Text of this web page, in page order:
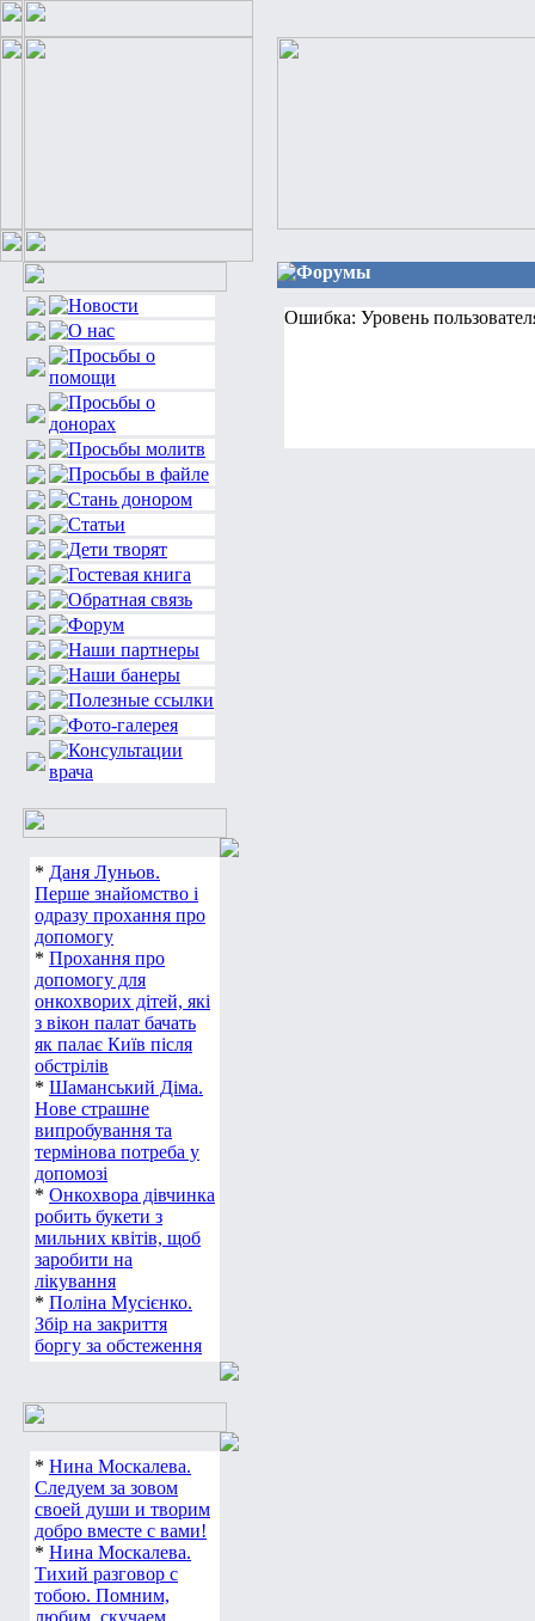
* Даня Луньов.
Перше знайомство і
одразу прохання про
допомогу
* Прохання про
допомогу для
онкохворих дітей, які
з вікон палат бачать
як палає Київ після
обстрілів
* Шаманський Діма.
Нове страшне
випробування та
термінова потреба у
допомозі
* Онкохвора дівчинка
робить букети з
мильних квітів, щоб
заробити на
лікування
* Поліна Мусієнко.
Збір на закриття
боргу за обстеження
* Нина Москалева.
Следуем за зовом
своей души и творим
добро вместе с вами!
* Нина Москалева.
Тихий разговор с
тобою. Помним,
любим, скучаем.
Форумы
Ошибка: Уровень